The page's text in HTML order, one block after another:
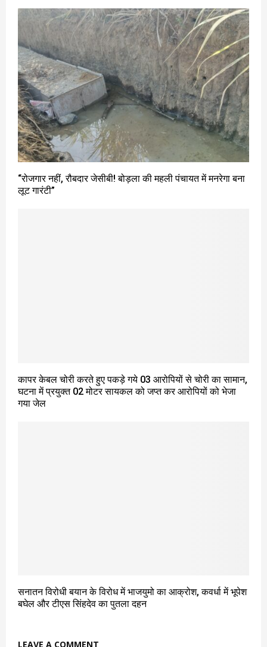
“रोजगार नहीं, रौबदार जेसीबी! बोड़ला की महली पंचायत में मनरेगा बना
लूट गारंटी”
कापर केबल चोरी करते हुए पकड़े गये 03 आरोपियों से चोरी का सामान,
घटना में प्रयुक्त 02 मोटर सायकल को जप्त कर आरोपियों को भेजा
गया जेल
सनातन विरोधी बयान के विरोध में भाजयुमो का आक्रोश, कवर्धा में भूपेश
बघेल और टीएस सिंहदेव का पुतला दहन
LEAVE A COMMENT